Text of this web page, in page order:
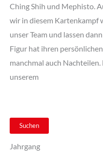
Ching Shih und Mephisto.
wir in diesem Kartenkampf
unser Team und lassen
Figur hat ihren
manchmal auch
unserem
Suchen
Jahrgang